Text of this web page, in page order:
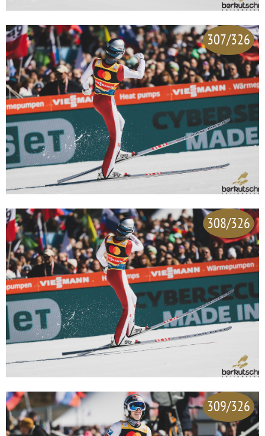
307/326
308/326
309/326